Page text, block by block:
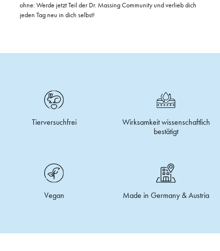
ohne: Werde jetzt Teil der Dr. Massing Community und verlieb dich
jeden Tag neu in dich selbst!
Tierversuchfrei
Wirksamkeit wissenschaftlich
bestätigt
Vegan Made in Germany & Austria